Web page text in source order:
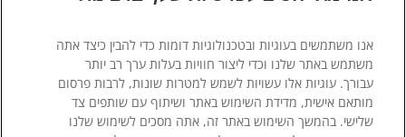
© 2025 Hill's Pet Nutrition, Inc.
כֹּל הַזְכוּיוֹת שְׁמוּרוֹת.
כפי שמשתמשים בו כאן, מציין סטטוס של סימן מסחרי רשום בארה"ב
בלבד; סטטוס הרישום באזורים גיאוגרפיים אחרים עשוי להיות שונה.
השימוש שלך באתר זה כפוף לתנאים שלנו.
אנו משתמשים בעוגיות ובטכנולוגיות דומות כדי להבין כיצד אתה
משתמש באתר שלנו וכדי ליצור חוויות בעלות ערך רב יותר
עבורך. עוגיות אלו עשויות לשמש למטרות שונות, לרבות פרסום
מותאם אישית, מדידת השימוש באתר ושיתוף עם שותפים צד
שלישי. בהמשך השימוש באתר זה, אתה מסכים לשימוש שלנו